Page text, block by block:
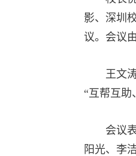
影、深圳
议。会议
王文
“互帮互助
会议
阳光、李